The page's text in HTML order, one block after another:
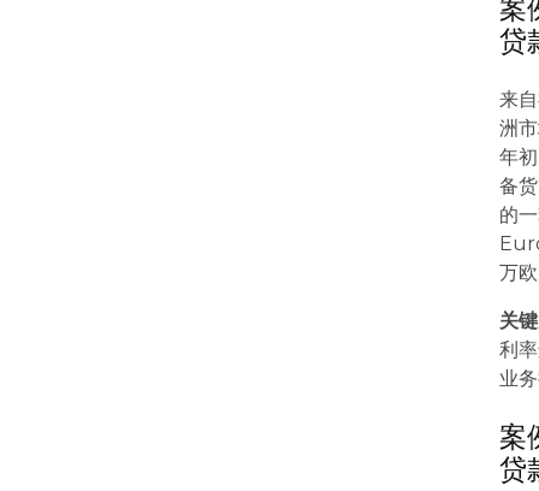
案
贷
来
洲
年
备
的
万
关
利
业
案
贷